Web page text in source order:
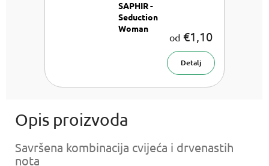
SAPHIR -
Seduction
Woman
od €1,10
Detalj
Savršena kombinacija cvijeća i drvenastih
nota